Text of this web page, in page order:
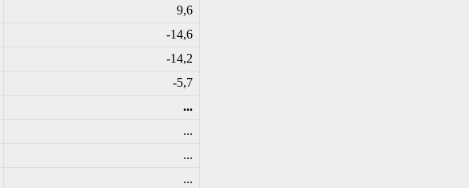
9,6
-14,6
-14,2
-5,7
...
...
...
...